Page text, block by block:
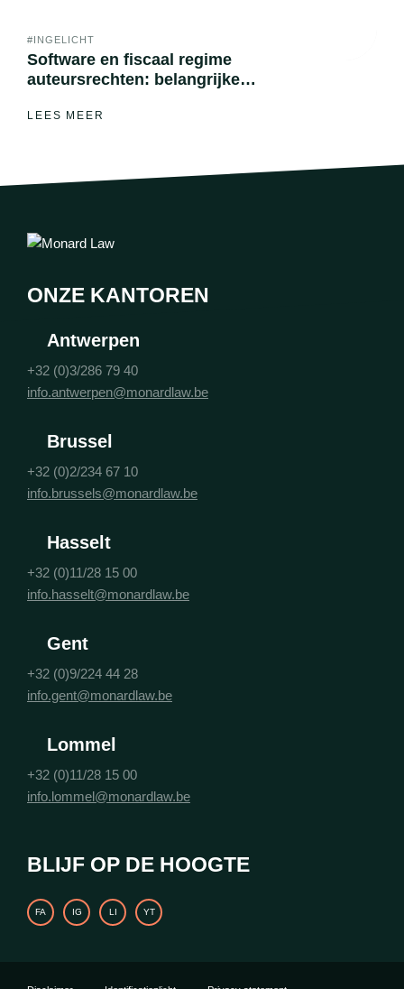
#INGELICHT
Software en fiscaal regime
auteursrechten: belangrijke
LEES MEER
ONZE KANTOREN
Antwerpen
+32 (0)3/286 79 40
info.antwerpen@monardlaw.be
Brussel
+32 (0)2/234 67 10
info.brussels@monardlaw.be
Hasselt
+32 (0)11/28 15 00
info.hasselt@monardlaw.be
Gent
+32 (0)9/224 44 28
info.gent@monardlaw.be
Lommel
+32 (0)11/28 15 00
info.lommel@monardlaw.be
BLIJF OP DE HOOGTE
FA IG LI YT